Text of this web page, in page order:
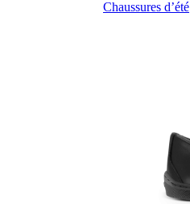
Chaussures d’été